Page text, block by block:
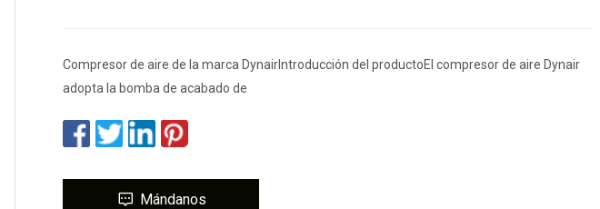
Compresor de aire de la marca DynairIntroducción del productoEl compresor de aire Dynair
adopta la bomba de acabado de
Mándanos